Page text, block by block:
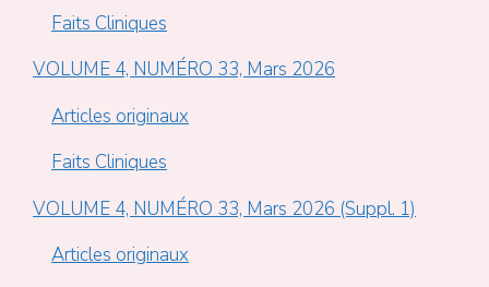
Faits Cliniques
VOLUME 4, NUMÉRO 33, Mars 2026
Articles originaux
Faits Cliniques
VOLUME 4, NUMÉRO 33, Mars 2026 (Suppl. 1)
Articles originaux